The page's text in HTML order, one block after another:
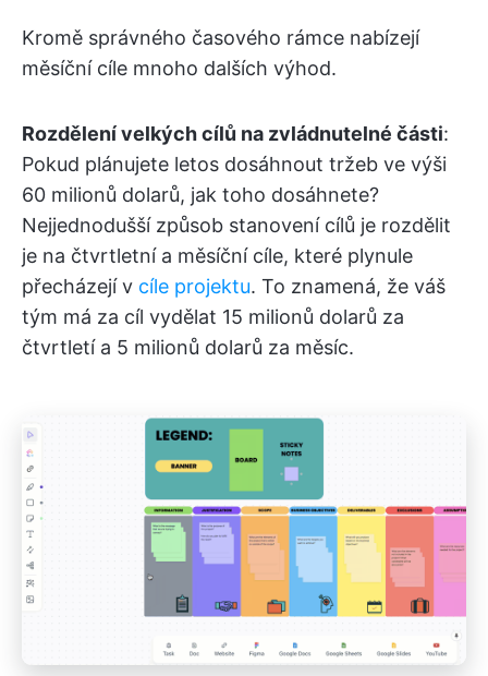
Kromě správného časového rámce nabízejí
měsíční cíle mnoho dalších výhod.
Rozdělení velkých cílů na zvládnutelné části:
Pokud plánujete letos dosáhnout tržeb ve výši
60 milionů dolarů, jak toho dosáhnete?
Nejjednodušší způsob stanovení cílů je rozdělit
je na čtvrtletní a měsíční cíle, které plynule
přecházejí v cíle projektu. To znamená, že váš
tým má za cíl vydělat 15 milionů dolarů za
čtvrtletí a 5 milionů dolarů za měsíc.